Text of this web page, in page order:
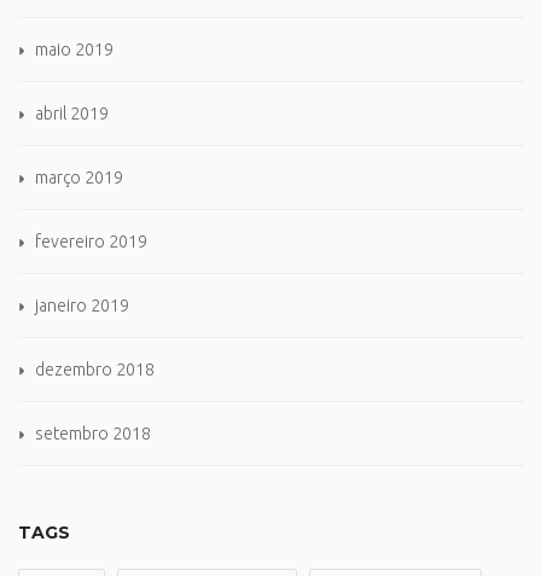
maio 2019
abril 2019
março 2019
fevereiro 2019
janeiro 2019
dezembro 2018
setembro 2018
TAGS